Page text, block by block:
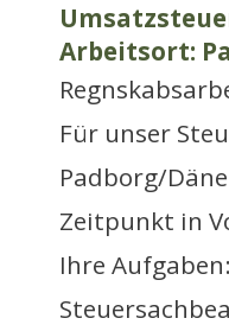
Arbeitsort:
Für unser
Padborg/
Zeitpunkt in
Ihre